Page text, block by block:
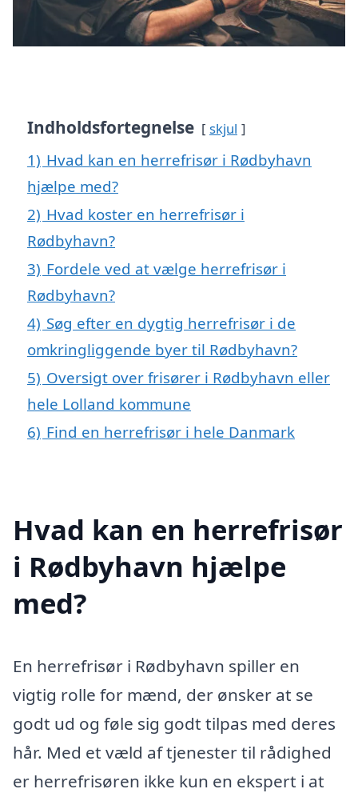
Indholdsfortegnelse skjul
1) Hvad kan en herrefrisør i Rødbyhavn
hjælpe med?
2) Hvad koster en herrefrisør i
Rødbyhavn?
3) Fordele ved at vælge herrefrisør i
Rødbyhavn?
4) Søg efter en dygtig herrefrisør i de
omkringliggende byer til Rødbyhavn?
5) Oversigt over frisører i Rødbyhavn eller
hele Lolland kommune
6) Find en herrefrisør i hele Danmark
Hvad kan en herrefrisør
i Rødbyhavn hjælpe
med?
En herrefrisør i Rødbyhavn spiller en
vigtig rolle for mænd, der ønsker at se
godt ud og føle sig godt tilpas med deres
hår. Med et væld af tjenester til rådighed
er herrefrisøren ikke kun en ekspert i at